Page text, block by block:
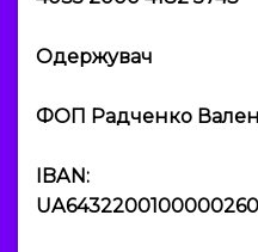
Одержувач
ФОП Радченко
IBAN: